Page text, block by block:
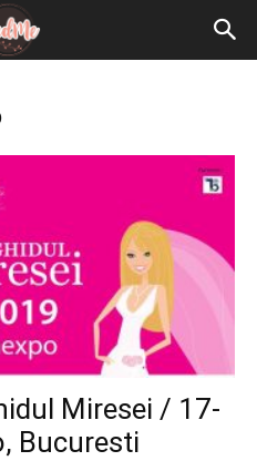
Miresei / 17-
Bucuresti